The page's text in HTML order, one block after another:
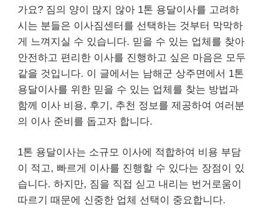
가요? 짐의 양이 많지 않아 1톤 용달이사를 고려하
시는 분들은 이사짐센터를 선택하는 것부터 막막하
게 느껴지실 수 있습니다. 믿을 수 있는 업체를 찾아
안전하고 편리한 이사를 진행하고 싶은 마음은 모두
같을 것입니다. 이 글에서는 남해군 상주면에서 1톤
용달이사를 위한 믿을 수 있는 업체를 찾는 방법과
함께 이사 비용, 후기, 추천 정보를 제공하여 여러분
의 이사 준비를 돕고자 합니다.
1톤 용달이사는 소규모 이사에 적합하여 비용 부담
이 적고, 빠르게 이사를 진행할 수 있다는 장점이 있
습니다. 하지만, 짐을 직접 싣고 내리는 번거로움이
따르기 때문에 신중한 업체 선택이 중요합니다.